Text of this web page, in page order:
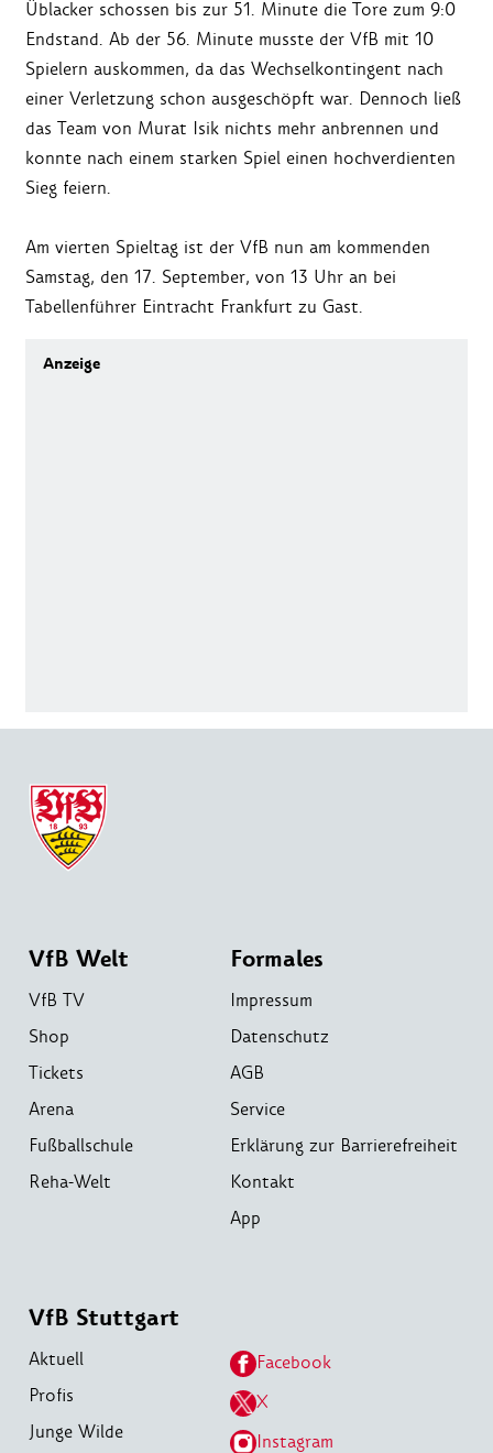
Üblacker schossen bis zur 51. Minute die Tore zum 9:0
Endstand. Ab der 56. Minute musste der VfB mit 10
Spielern auskommen, da das Wechselkontingent nach
einer Verletzung schon ausgeschöpft war. Dennoch ließ
das Team von Murat Isik nichts mehr anbrennen und
konnte nach einem starken Spiel einen hochverdienten
Sieg feiern.
Am vierten Spieltag ist der VfB nun am kommenden
Samstag, den 17. September, von 13 Uhr an bei
Tabellenführer Eintracht Frankfurt zu Gast.
VfB Welt
VfB TV
Shop
Tickets
Arena
Fußballschule
Reha-Welt
Formales
Impressum
Datenschutz
AGB
Service
Erklärung zur Barrierefreiheit
Kontakt
App
VfB Stuttgart
Aktuell
Profis
Junge Wilde
Facebook
X
Instagram